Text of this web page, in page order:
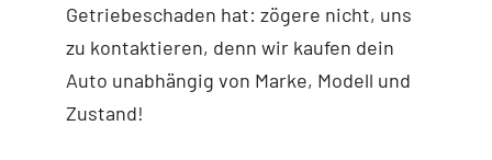
Getriebeschaden hat: zögere nicht, uns
zu kontaktieren, denn wir kaufen dein
Auto unabhängig von Marke, Modell und
Zustand!